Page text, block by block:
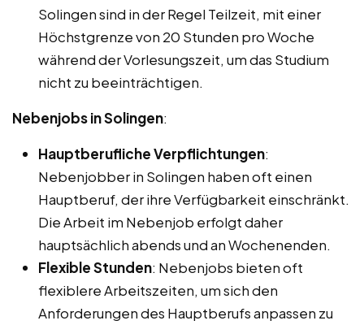
Solingen sind in der Regel Teilzeit, mit einer
Höchstgrenze von 20 Stunden pro Woche
während der Vorlesungszeit, um das Studium
nicht zu beeinträchtigen.
Nebenjobs in Solingen:
Hauptberufliche Verpflichtungen:
Nebenjobber in Solingen haben oft einen
Hauptberuf, der ihre Verfügbarkeit einschränkt.
Die Arbeit im Nebenjob erfolgt daher
hauptsächlich abends und an Wochenenden.
Flexible Stunden: Nebenjobs bieten oft
flexiblere Arbeitszeiten, um sich den
Anforderungen des Hauptberufs anpassen zu